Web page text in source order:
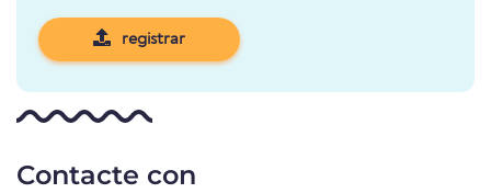
registrar
Contacte con